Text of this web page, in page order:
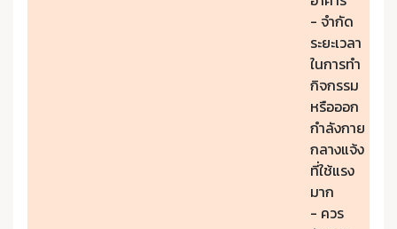
- จำกัด
ระยะเวลา
ในการทำ
กิจกรรม
หรือออก
กำลังกาย
กลางแจ้ง
ที่ใช้แรง
มาก
- ควร